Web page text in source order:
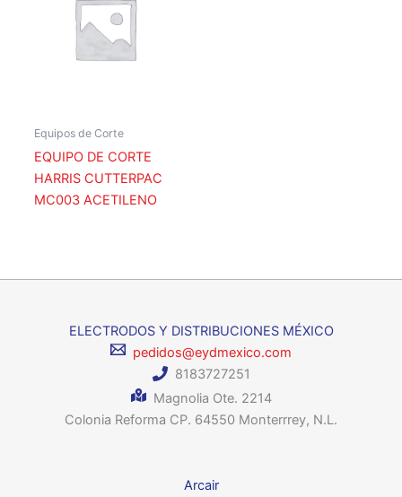
Equipos de Corte
EQUIPO DE CORTE
HARRIS CUTTERPAC
MC003 ACETILENO
ELECTRODOS Y DISTRIBUCIONES MÉXICO
pedidos@eydmexico.com
8183727251
Magnolia Ote. 2214
Colonia Reforma CP. 64550 Monterrrey, N.L.
Arcair